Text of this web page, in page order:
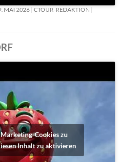
MAI 2026 CTOUR-REDAKTION
Cookies zu
Inhalt zu aktivieren